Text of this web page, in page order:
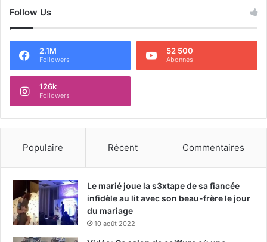
Follow Us
2.1M
Followers
52 500
Abonnés
126k
Followers
Populaire Récent Commentaires
Le marié joue la s3xtape de sa fiancée
infidèle au lit avec son beau-frère le jour
du mariage
10 août 2022